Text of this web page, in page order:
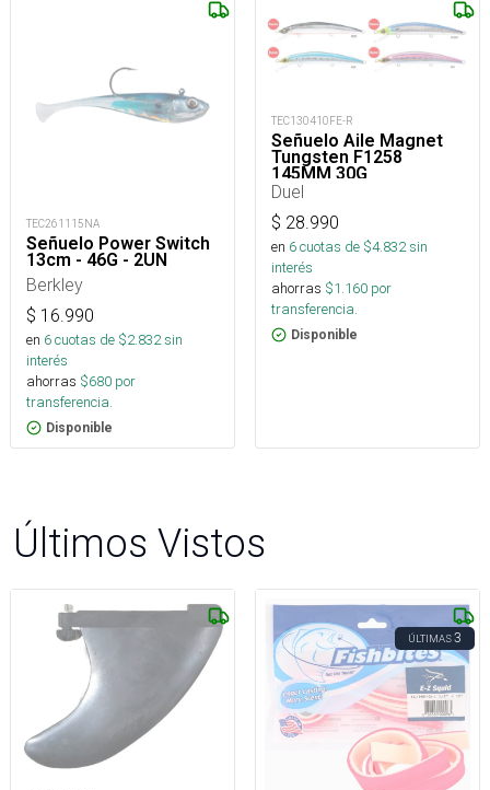
TEC261115NA
Señuelo Power Switch
13cm - 46G - 2UN
Berkley
$ 16.990
en 6cuotas de $2.832sin
interés
ahorras $680 por
transferencia.
Disponible
TEC130410FE-R
Señuelo Aile Magnet
Tungsten F1258
145MM 30G
Duel
$ 28.990
en 6cuotas de $4.832sin
interés
ahorras $1.160 por
transferencia.
Disponible
Últimos Vistos
ÚLTIMAS3